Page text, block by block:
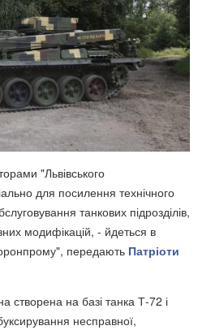
"Львівського
для посилення технічного
танкових підрозділів,
модифікацій, - йдеться в
передають Патріоти
створена на базі танка Т-72 і
несправної,